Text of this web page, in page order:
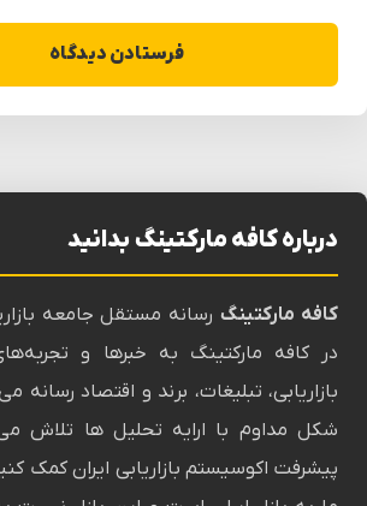
درباره کافه مارکتینگ بدانید
کافه مارکتینگرسانه‌ مستقل جامعه
در کافه مارکتینگ به خبرها و
بازاریابی، تبلیغات، برند و اقتصاد رسانه
شکل مداوم با ارایه تحلیل ها تلاش
پیشرفت اکوسیستم بازاریابی ایران کمک